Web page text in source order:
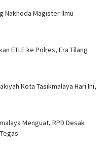
Nakhoda Magister Ilmu
ETLE ke Polres, Era Tilang
Kota Tasikmalaya Hari Ini,
Menguat, RPD Desak